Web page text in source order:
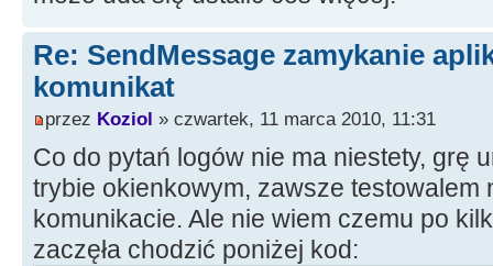
Re: SendMessage zamykanie
komunikat
przez Koziol » czwartek, 11 marca 2010, 11:31
Co do pytań logów nie ma niestety, grę
trybie okienkowym, zawsze testowalem
komunikacie. Ale nie wiem czemu po
zaczęła chodzić poniżej kod: